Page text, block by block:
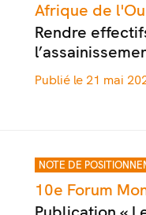
Afrique de
Rendre
Publié le 21 mai
NOTE DE
10e Forum